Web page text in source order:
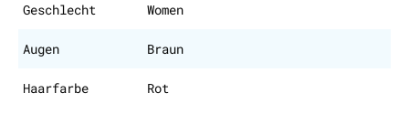
Geschlecht Women
Augen Braun
Haarfarbe Rot